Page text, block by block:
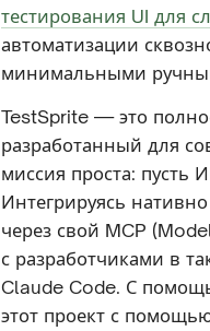
тестирования UI для
автоматизации
минимальными
TestSprite — это
разработанный для
миссия проста: пусть
Интегрируясь
через свой MCP
с разработчиками в
Claude Code. С
этот проект с